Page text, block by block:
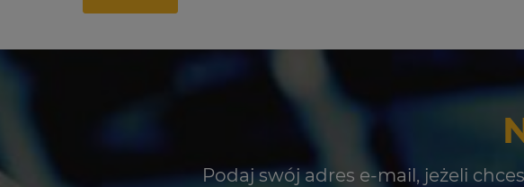
Podaj swój adres e-mail, jeżeli